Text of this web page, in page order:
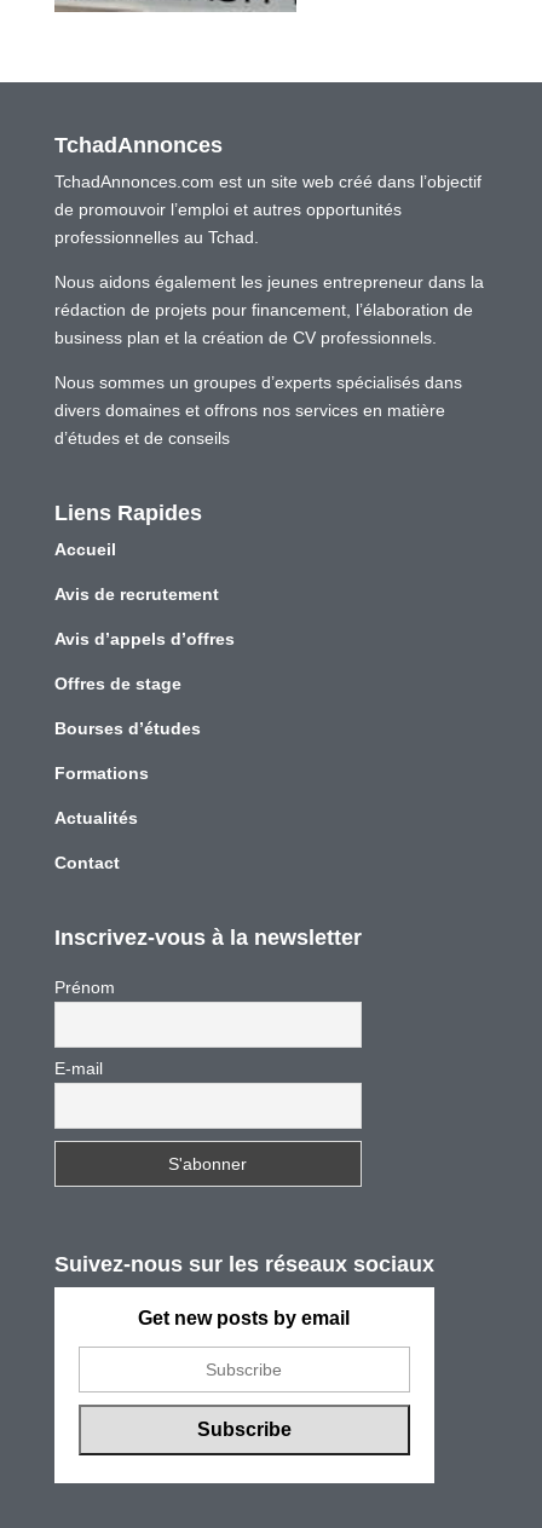
TchadAnnonces
TchadAnnonces.com est un site web créé dans l’objectif
de promouvoir l’emploi et autres opportunités
professionnelles au Tchad.
Nous aidons également les jeunes entrepreneur dans la
rédaction de projets pour financement, l’élaboration de
business plan et la création de CV professionnels.
Nous sommes un groupes d’experts spécialisés dans
divers domaines et offrons nos services en matière
d’études et de conseils
Liens Rapides
Accueil
Avis de recrutement
Avis d’appels d’offres
Offres de stage
Bourses d’études
Formations
Actualités
Contact
Inscrivez-vous à la newsletter
Prénom
E-mail
Suivez-nous sur les réseaux sociaux
Get new posts by email